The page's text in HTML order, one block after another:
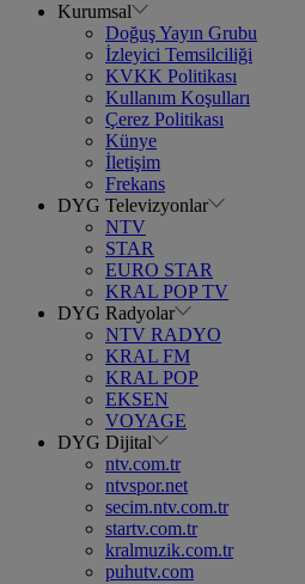
Kurumsal
Doğuş Yayın Grubu
İzleyici Temsilciliği
KVKK Politikası
Kullanım Koşulları
Çerez Politikası
Künye
İletişim
Frekans
DYG Televizyonlar
NTV
STAR
EURO STAR
KRAL POP TV
DYG Radyolar
NTV RADYO
KRAL FM
KRAL POP
EKSEN
VOYAGE
DYG Dijital
ntv.com.tr
ntvspor.net
secim.ntv.com.tr
startv.com.tr
kralmuzik.com.tr
puhutv.com